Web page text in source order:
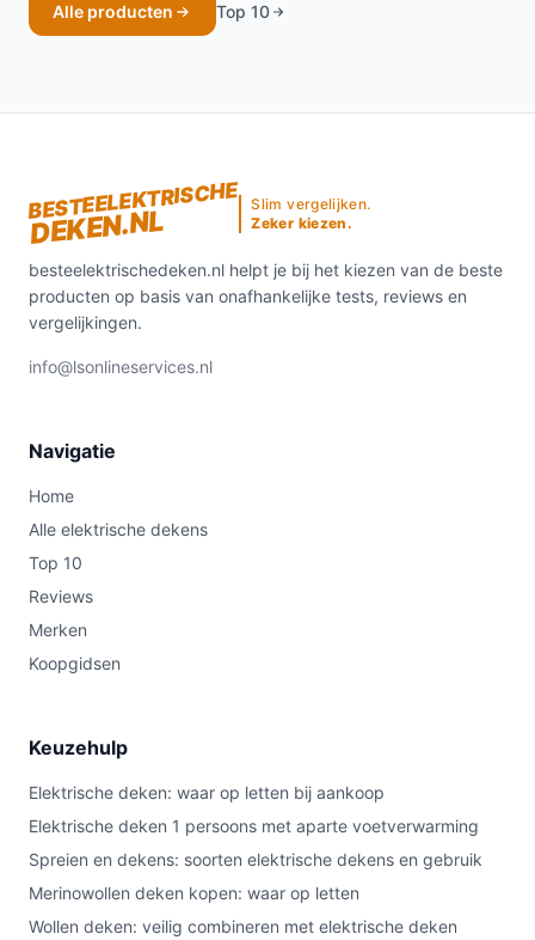
Alle producten Top 10
BESTEELEKTRISCHE
DEKEN.NL
Slim vergelijken.
Zeker kiezen.
besteelektrischedeken.nl helpt je bij het kiezen van de beste
producten op basis van onafhankelijke tests, reviews en
vergelijkingen.
info@lsonlineservices.nl
Navigatie
Home
Alle elektrische dekens
Top 10
Reviews
Merken
Koopgidsen
Keuzehulp
Elektrische deken: waar op letten bij aankoop
Elektrische deken 1 persoons met aparte voetverwarming
Spreien en dekens: soorten elektrische dekens en gebruik
Merinowollen deken kopen: waar op letten
Wollen deken: veilig combineren met elektrische deken